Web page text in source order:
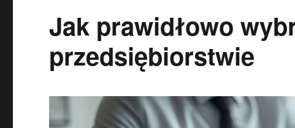
Jak prawidłowo
przedsiębiorstwie